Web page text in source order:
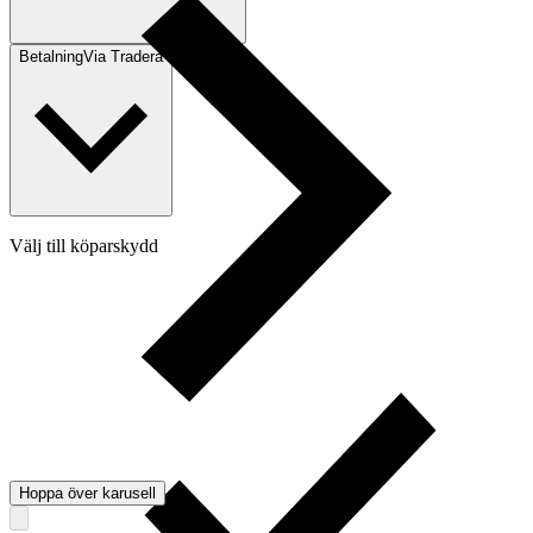
BetalningVia Tradera
Välj till köparskydd
Hoppa över karusell